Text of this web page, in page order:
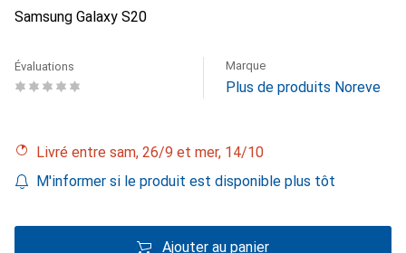
Samsung Galaxy S20
Évaluations Marque
Plus de produits Noreve
Livré entre sam, 26/9 et mer, 14/10
M'informer si le produit est disponible plus tôt
Ajouter au panier